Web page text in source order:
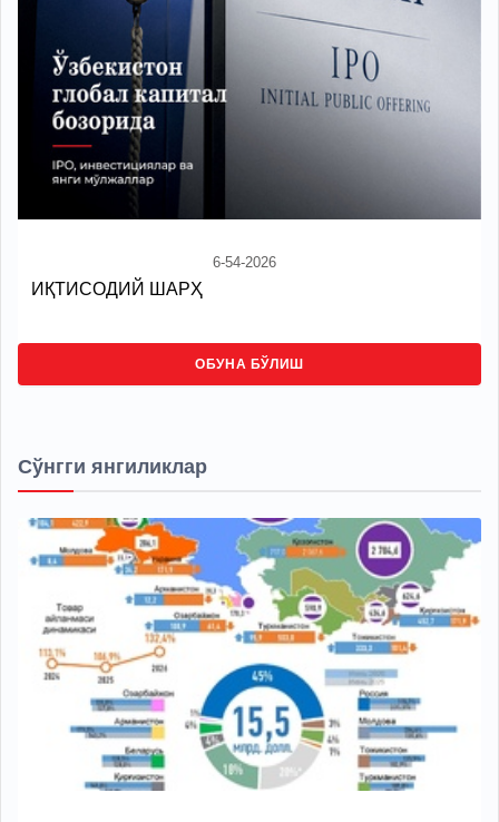
6-54-2026
ИҚТИСОДИЙ ШАРҲ
ОБУНА БЎЛИШ
Сўнгги янгиликлар